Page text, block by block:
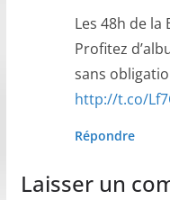
Les 48h de la
Profitez
sans
http://t.co/
Répondre
Laisser un